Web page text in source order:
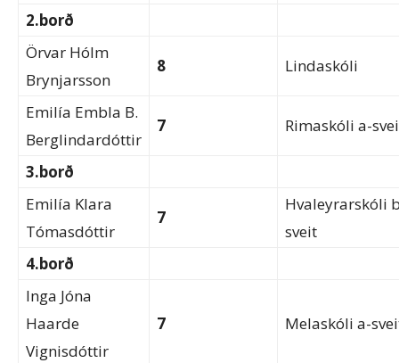
2.borð
Örvar Hólm
Brynjarsson
8 Lindaskóli
Emilía Embla B.
Berglindardóttir
7 Rimaskóli a-
3.borð
Emilía Klara
Tómasdóttir
7
Hvaleyrarskóli
sveit
4.borð
Inga Jóna
Haarde
Vignisdóttir
7 Melaskóli a-